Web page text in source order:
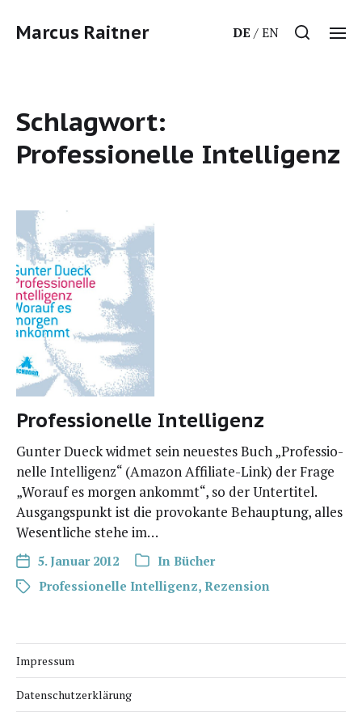
Marcus Raitner DE EN
Schlagwort:
Professionelle Intelligenz
Professionelle Intelligenz
Gun­ter Dueck wid­met sein neu­es­tes Buch „Pro­fes­sio­
nel­le Intel­li­genz“ (Ama­zon Affi­­lia­­te-Link) der Fra­ge
„Wor­auf es mor­gen ankommt“, so der Unter­ti­tel.
Aus­gangs­punkt ist die pro­vo­kan­te Behaup­tung, alles
Wesent­li­che ste­he im…
5. Januar 2012 In Bücher
Professionelle Intelligenz, Rezension
Impressum
Datenschutzerklärung